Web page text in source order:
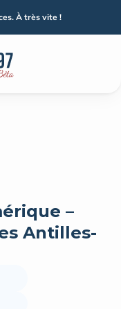
–
Antilles-
À très vite !